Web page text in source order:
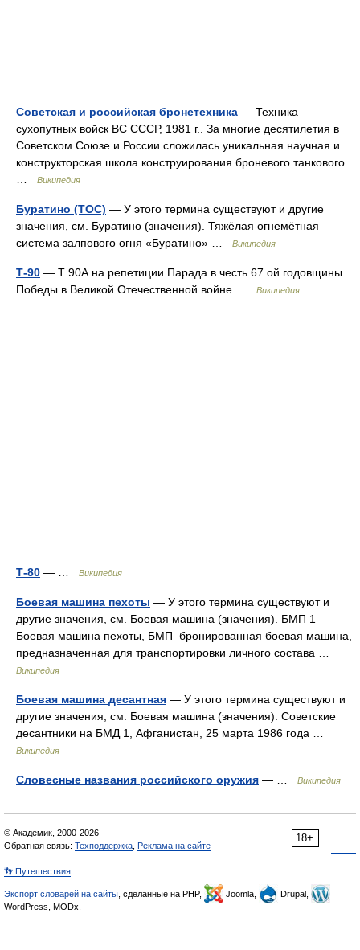
Советская и российская бронетехника — Техника
сухопутных войск ВС СССР, 1981 г.. За многие десятилетия в
Советском Союзе и России сложилась уникальная научная и
конструкторская школа конструирования броневого танкового
…
Википедия
Буратино (ТОС) — У этого термина существуют и другие
значения, см. Буратино (значения). Тяжёлая огнемётная
система залпового огня «Буратино» …
Википедия
Т-90 — Т 90А на репетиции Парада в честь 67 ой годовщины
Победы в Великой Отечественной войне …
Википедия
Т-80 — … Википедия
Боевая машина пехоты — У этого термина существуют и
другие значения, см. Боевая машина (значения). БМП 1
Боевая машина пехоты, БМП бронированная боевая машина,
предназначенная для транспортировки личного состава …
Википедия
Боевая машина десантная — У этого термина существуют и
другие значения, см. Боевая машина (значения). Советские
десантники на БМД 1, Афганистан, 25 марта 1986 года …
Википедия
Словесные названия российского оружия — … Википедия
18+
© Академик, 2000-2026
Обратная связь: Техподдержка Реклама на сайте
👣 Путешествия
Экспорт словарей на сайты , сделанные на PHP, Joomla,
Drupal,
WordPress, MODx.